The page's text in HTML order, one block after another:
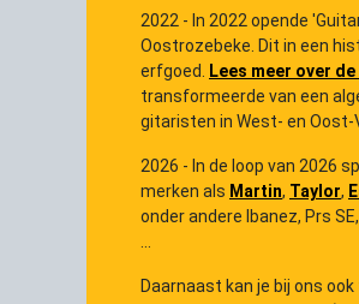
2022 - In 2022 opende
Oostrozebeke. Dit in een
erfgoed. Lees meer over
transformeerde van een
gitaristen in West- en Oost-
2026 - In de loop van 2026
merken als Martin, Taylor,
onder andere Ibanez, Prs
...
Daarnaast kan je bij ons